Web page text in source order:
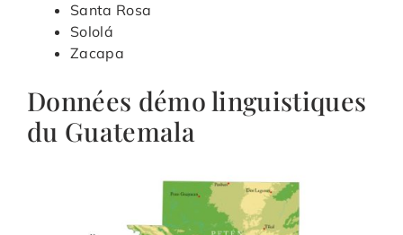
Santa Rosa
Sololá
Zacapa
Données démo linguistiques
du Guatemala